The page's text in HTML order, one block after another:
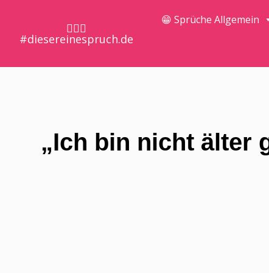
🤷🏼‍♀️
#diesereinespruch.de
😁 Sprüche Allgemein
„Ich bin nicht älter